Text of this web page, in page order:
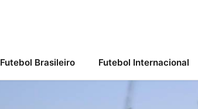
Futebol Brasileiro Futebol Internacional